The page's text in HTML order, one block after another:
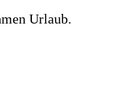
Urlaub.